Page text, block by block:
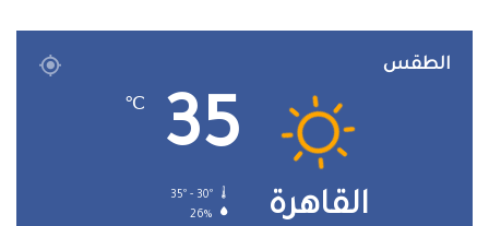
الطقس
القاهرة
35
℃
35º - 30º
26%